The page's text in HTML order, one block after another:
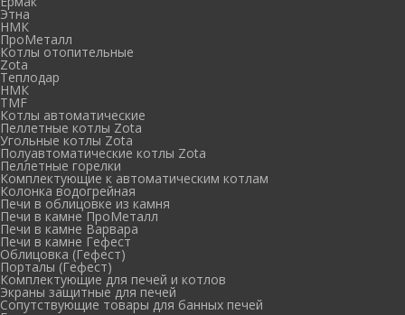
Этна
НМК
ПроМеталл
Котлы отопительные
Zota
Теплодар
НМК
TMF
Котлы автоматические
Пеллетные котлы Zota
Угольные котлы Zota
Полуавтоматические котлы Zota
Пеллетные горелки
Комплектующие к автоматическим котлам
Колонка водогрейная
Печи в облицовке из камня
Печи в камне ПроМеталл
Печи в камне Варвара
Печи в камне Гефест
Облицовка (Гефест)
Порталы (Гефест)
Комплектующие для печей и котлов
Экраны защитные для печей
Сопутствующие товары для банных печей